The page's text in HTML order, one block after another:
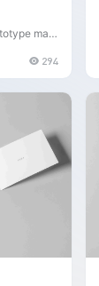
mat
294